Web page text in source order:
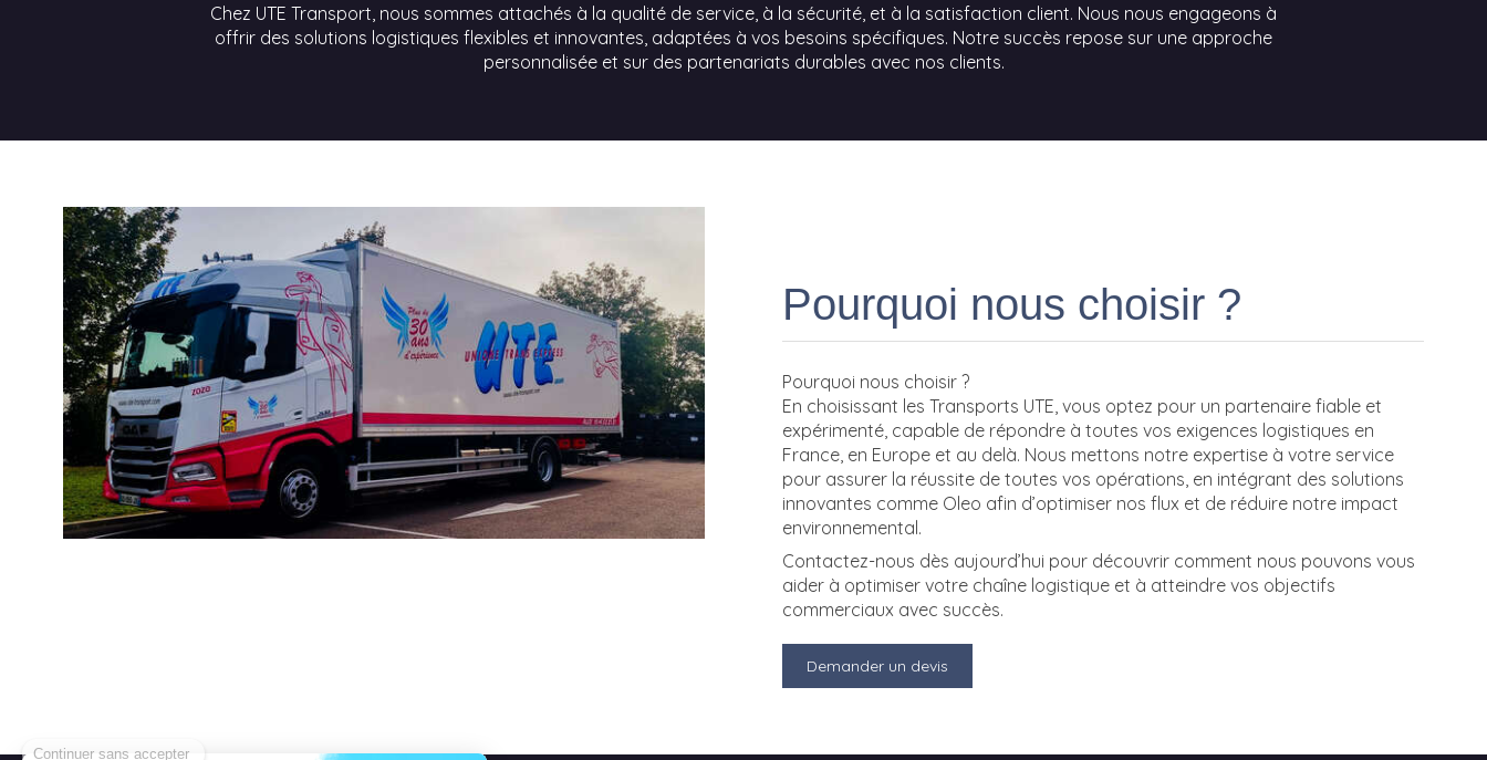
Chez UTE Transport, nous sommes attachés à la qualité de service, à la sécurité, et à la satisfaction client. Nous nous engageons à
offrir des solutions logistiques flexibles et innovantes, adaptées à vos besoins spécifiques. Notre succès repose sur une approche
personnalisée et sur des partenariats durables avec nos clients.
Pourquoi nous choisir ?
Pourquoi nous choisir ?
En choisissant les Transports UTE, vous optez pour un partenaire fiable et
expérimenté, capable de répondre à toutes vos exigences logistiques en
France, en Europe et au delà. Nous mettons notre expertise à votre service
pour assurer la réussite de toutes vos opérations, en intégrant des solutions
innovantes comme Oleo afin d’optimiser nos flux et de réduire notre impact
environnemental.
Contactez-nous dès aujourd’hui pour découvrir comment nous pouvons vous
aider à optimiser votre chaîne logistique et à atteindre vos objectifs
commerciaux avec succès.
Demander un devis